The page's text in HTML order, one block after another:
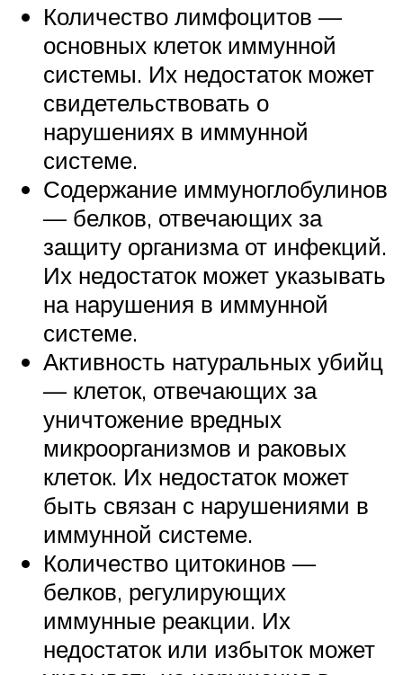
Количество лимфоцитов —
основных клеток иммунной
системы. Их недостаток может
свидетельствовать о
нарушениях в иммунной
системе.
Содержание иммуноглобулинов
— белков, отвечающих за
защиту организма от инфекций.
Их недостаток может указывать
на нарушения в иммунной
системе.
Активность натуральных убийц
— клеток, отвечающих за
уничтожение вредных
микроорганизмов и раковых
клеток. Их недостаток может
быть связан с нарушениями в
иммунной системе.
Количество цитокинов —
белков, регулирующих
иммунные реакции. Их
недостаток или избыток может